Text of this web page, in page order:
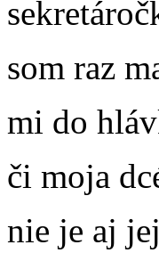
som raz
mi do
či moja
nie je aj